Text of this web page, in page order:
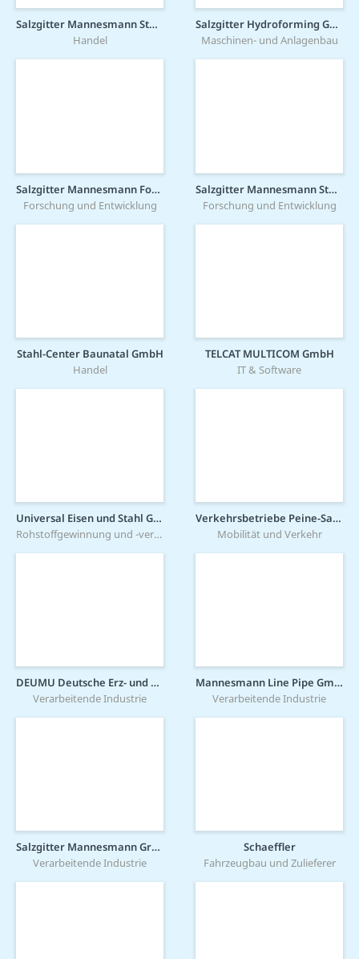
Salzgitter Mannesmann Stahlhandel GmbH
Handel
Salzgitter Hydroforming GmbH & Co. KG
Maschinen- und Anlagenbau
Salzgitter Mannesmann Forschung GmbH
Forschung und Entwicklung
Salzgitter Mannesmann Stahlservice GmbH
Forschung und Entwicklung
Stahl-Center Baunatal GmbH
Handel
TELCAT MULTICOM GmbH
IT & Software
Universal Eisen und Stahl GmbH
Rohstoffgewinnung und -verarbeitung
Verkehrsbetriebe Peine-Salzgitter GmbH
Mobilität und Verkehr
DEUMU Deutsche Erz- und Metall-Union GmbH
Verarbeitende Industrie
Mannesmann Line Pipe GmbH
Verarbeitende Industrie
Salzgitter Mannesmann Grobblech GmbH
Verarbeitende Industrie
Schaeffler
Fahrzeugbau und Zulieferer